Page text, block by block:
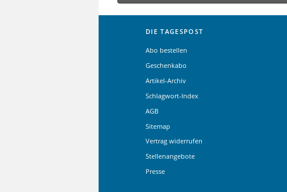
DIE TAGESPOST
Abo bestellen
Geschenkabo
Artikel-Archiv
Schlagwort-Index
AGB
Sitemap
Vertrag widerrufen
Stellenangebote
Presse